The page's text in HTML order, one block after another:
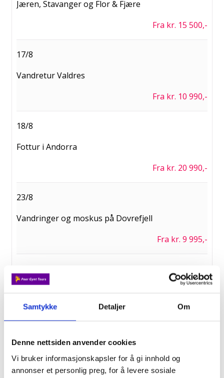
Samtykke Detaljer Om
Denne nettsiden anvender cookies
Vi bruker informasjonskapsler for å gi innhold og
annonser et personlig preg, for å levere sosiale
Jæren, Stavanger og Flor & Fjære
Fra kr. 15 500,-
17/8
Vandretur Valdres
Fra kr. 10 990,-
18/8
Fottur i Andorra
Fra kr. 20 990,-
23/8
Vandringer og moskus på Dovrefjell
Fra kr. 9 995,-
Fra kr. 19 500,-
2/9
Fottur i Andorra